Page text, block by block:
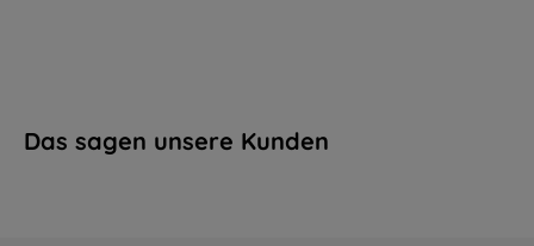
Das sagen unsere Kunden